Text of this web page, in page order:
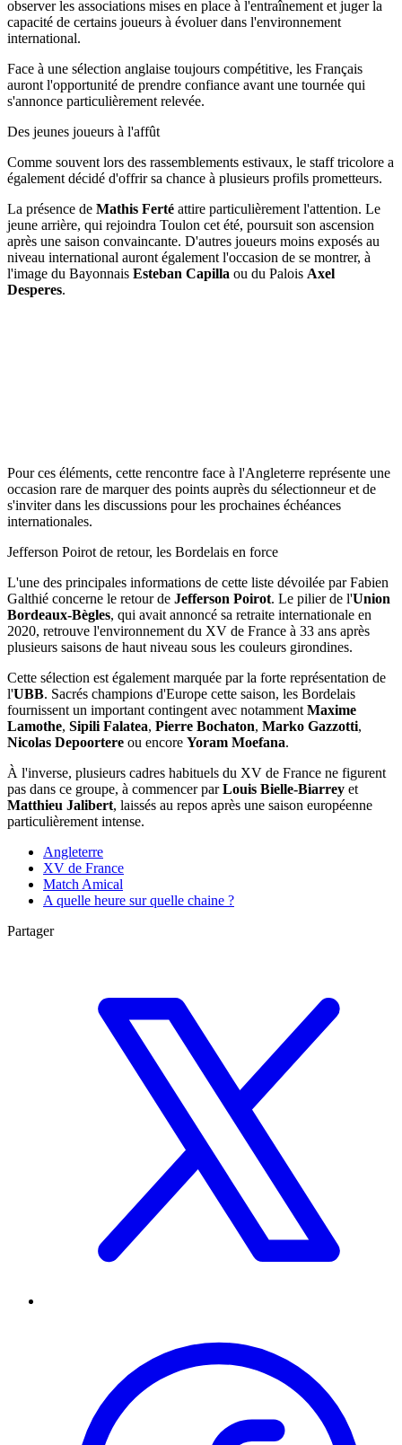
observer les associations mises en place à l'entraînement et juger la
capacité de certains joueurs à évoluer dans l'environnement
international.
Face à une sélection anglaise toujours compétitive, les Français
auront l'opportunité de prendre confiance avant une tournée qui
s'annonce particulièrement relevée.
Des jeunes joueurs à l'affût
Comme souvent lors des rassemblements estivaux, le staff tricolore a
également décidé d'offrir sa chance à plusieurs profils prometteurs.
La présence de Mathis Ferté attire particulièrement l'attention. Le
jeune arrière, qui rejoindra Toulon cet été, poursuit son ascension
après une saison convaincante. D'autres joueurs moins exposés au
niveau international auront également l'occasion de se montrer, à
l'image du Bayonnais Esteban Capilla ou du Palois Axel
Desperes.
Pour ces éléments, cette rencontre face à l'Angleterre représente une
occasion rare de marquer des points auprès du sélectionneur et de
s'inviter dans les discussions pour les prochaines échéances
internationales.
Jefferson Poirot de retour, les Bordelais en force
L'une des principales informations de cette liste dévoilée par Fabien
Galthié concerne le retour de Jefferson Poirot. Le pilier de l'Union
Bordeaux-Bègles, qui avait annoncé sa retraite internationale en
2020, retrouve l'environnement du XV de France à 33 ans après
plusieurs saisons de haut niveau sous les couleurs girondines.
Cette sélection est également marquée par la forte représentation de
l'UBB. Sacrés champions d'Europe cette saison, les Bordelais
fournissent un important contingent avec notamment Maxime
Lamothe, Sipili Falatea, Pierre Bochaton, Marko Gazzotti,
Nicolas Depoortere ou encore Yoram Moefana.
À l'inverse, plusieurs cadres habituels du XV de France ne figurent
pas dans ce groupe, à commencer parLouis Bielle-Biarrey et
Matthieu Jalibert, laissés au repos après une saison européenne
particulièrement intense.
Angleterre
XV de France
Match Amical
A quelle heure sur quelle chaine ?
Partager